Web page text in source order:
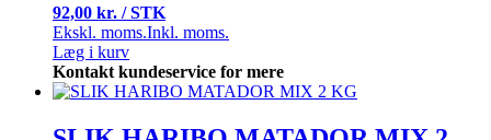
92,00 kr. / STK
Ekskl. moms.Inkl. moms.
Læg i kurv
Kontakt kundeservice for mere